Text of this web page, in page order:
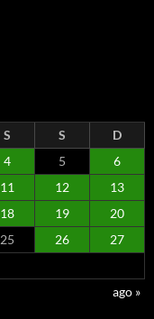
S S
D
4 5
6
11 12
13
18 19
20
25 26
27
ago »